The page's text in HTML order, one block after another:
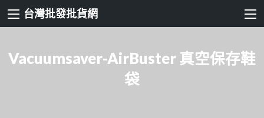
台灣批發批貨網
Vacuumsaver-AirBuster 真空保存鞋
袋